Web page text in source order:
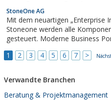
unsere Produkte ein.Unsere Philosophie ist
äußerst flexible Produkte...
StoneOne AG
Mit dem neuartigen „Enterprise
Stoneone werden alle
gesteuert. Moderne Business
zeitgemäße, interaktive Unterstützung ihrer Geschäftsprozesse.
1 2 3 4 5 6 7 >
Verwandte Branchen
Beratung & Projektmanagement